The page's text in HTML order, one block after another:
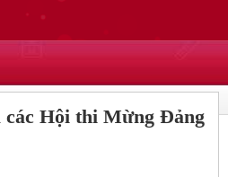
các Hội thi Mừng Đảng